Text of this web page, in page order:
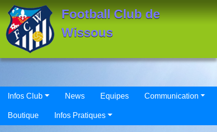
Football Club de
Wissous
Infos Club News Equipes Communication
Boutique Infos Pratiques
Panneau de gestion des cookies